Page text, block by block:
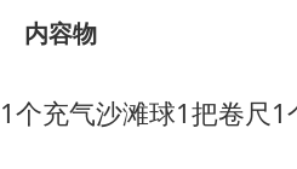
内容物
1个充气沙滩球1把卷尺1